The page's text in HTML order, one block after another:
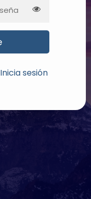
Inicia sesión